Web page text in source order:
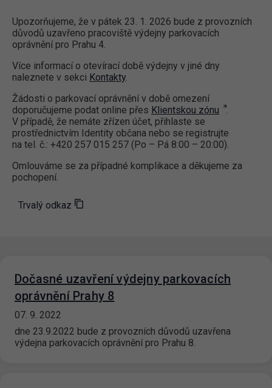
Upozorňujeme, že v pátek 23. 1. 2026 bude z provozních
důvodů uzavřeno pracoviště výdejny parkovacích
oprávnění pro Prahu 4.
Více informací o otevírací době výdejny v jiné dny
naleznete v sekci Kontakty.
Žádosti o parkovací oprávnění v době omezení
doporučujeme podat online přes Klientskou zónu
.
V případě, že nemáte zřízen účet, přihlaste se
prostřednictvím Identity občana nebo se registrujte
na tel. č.: +420 257 015 257 (Po – Pá 8:00 – 20:00).
Omlouváme se za případné komplikace a děkujeme za
pochopení.
Trvalý odkaz
Dočasné uzavření výdejny parkovacích
oprávnění Prahy 8
07. 9. 2022
dne 23.9.2022 bude z provozních důvodů uzavřena
výdejna parkovacích oprávnění pro Prahu 8.